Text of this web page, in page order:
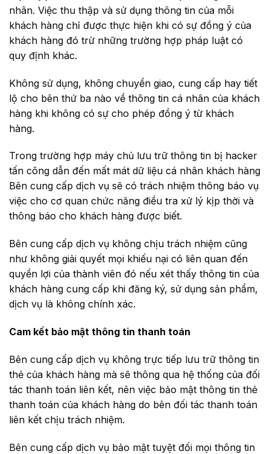
nhân. Việc thu thập và sử dụng thông tin của mỗi
khách hàng chỉ được thực hiện khi có sự đồng ý của
khách hàng đó trừ những trường hợp pháp luật có
quy định khác.
Không sử dụng, không chuyển giao, cung cấp hay tiết
lộ cho bên thứ ba nào về thông tin cá nhân của khách
hàng khi không có sự cho phép đồng ý từ khách
hàng.
Trong trường hợp máy chủ lưu trữ thông tin bị hacker
tấn công dẫn đến mất mát dữ liệu cá nhân khách hàng
Bên cung cấp dịch vụ sẽ có trách nhiệm thông báo vụ
việc cho cơ quan chức năng điều tra xử lý kịp thời và
thông báo cho khách hàng được biết.
Bên cung cấp dịch vụ không chịu trách nhiệm cũng
như không giải quyết mọi khiếu nại có liên quan đến
quyền lợi của thành viên đó nếu xét thấy thông tin của
khách hàng cung cấp khi đăng ký, sử dụng sản phẩm,
dịch vụ là không chính xác.
Cam kết bảo mật thông tin thanh toán
Bên cung cấp dịch vụ không trực tiếp lưu trữ thông tin
thẻ của khách hàng mà sẽ thông qua hệ thống của đối
tác thanh toán liên kết, nên việc bảo mật thông tin thẻ
thanh toán của khách hàng do bên đối tác thanh toán
liên kết chịu trách nhiệm.
Bên cung cấp dịch vụ bảo mật tuyệt đối mọi thông tin